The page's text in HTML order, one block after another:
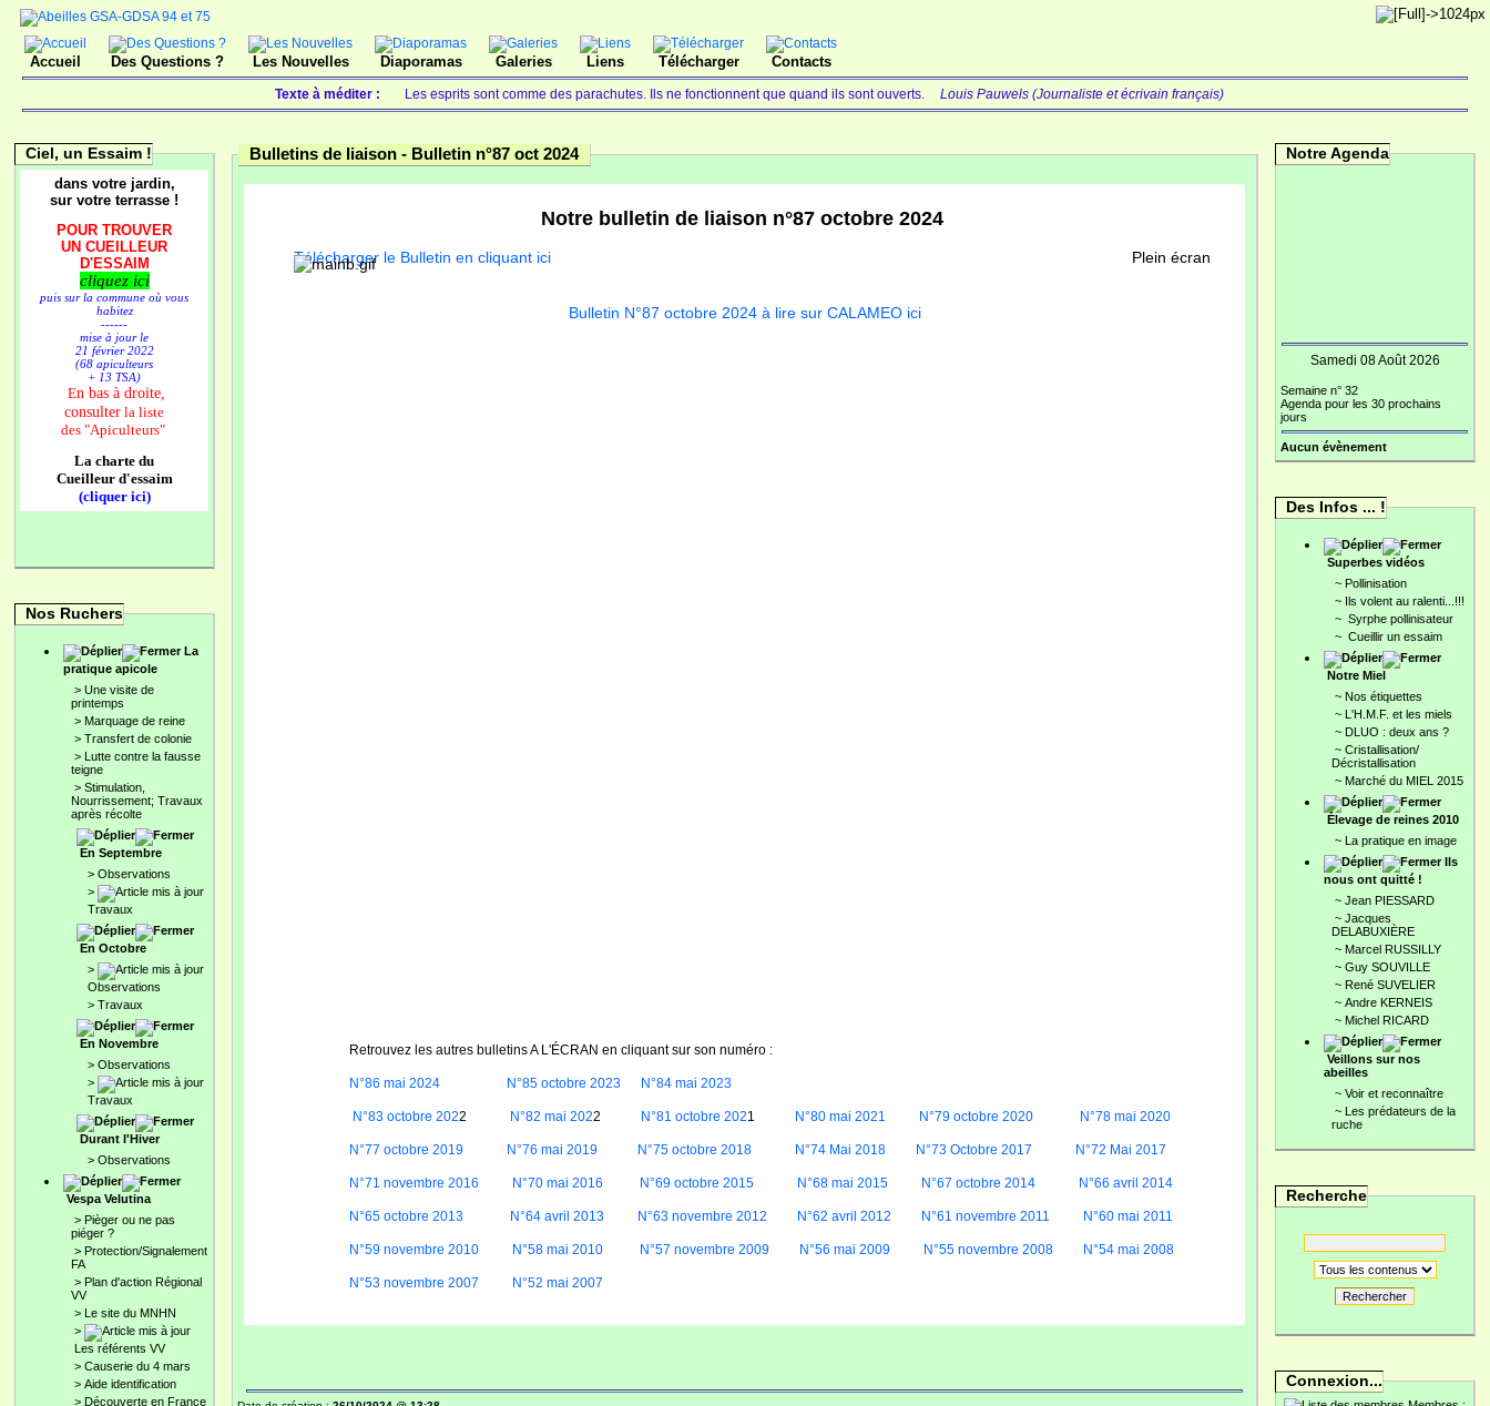
Accueil Des Questions ? Les Nouvelles Diaporamas Galeries Liens Télécharger Contacts
Texte à méditer : Les esprits sont comme des parachutes. Ils ne fonctionnent que quand ils sont ouverts. Louis Pauwels (Journaliste et écrivain français)
Ciel, un Essaim !
dans votre jardin,
sur votre terrasse !
POUR TROUVER
UN CUEILLEUR
D'ESSAIM
cliquez ici
puis sur la commune où vous
habitez
------
mise à jour le
21 février 2022
(68 apiculteurs
+ 13 TSA)
En bas à droite,
consulter la liste
des "Apiculteurs"
La charte du
Cueilleur d'essaim
(cliquer ici)
Nos Ruchers
La
pratique apicole
> Une visite de
printemps
> Marquage de reine
> Transfert de colonie
> Lutte contre la fausse
teigne
> Stimulation,
Nourrissement; Travaux
après récolte
En Septembre
> Observations
>
Travaux
En Octobre
>
Observations
> Travaux
En Novembre
> Observations
>
Travaux
Durant l'Hiver
> Observations
Vespa Velutina
> Pièger ou ne pas
piéger ?
> Protection/Signalement
FA
> Plan d'action Régional
VV
> Le site du MNHN
>
Les référents VV
> Causerie du 4 mars
> Aide identification
> Découverte en France
Bulletins de liaison - Bulletin n°87 oct 2024
Notre bulletin de liaison n°87 octobre 2024
Télécharger le Bulletin en cliquant ici Plein écran
Bulletin N°87 octobre 2024 à lire sur CALAMEO ici
Retrouvez les autres bulletins A L'ÉCRAN en cliquant sur son numéro :
N°86 mai 2024 N°85 octobre 2023 N°84 mai 2023
N°83 octobre 2022 N°82 mai 2022 N°81 octobre 2021 N°80 mai 2021 N°79 octobre 2020 N°78 mai 2020
N°77 octobre 2019 N°76 mai 2019 N°75 octobre 2018 N°74 Mai 2018 N°73 Octobre 2017 N°72 Mai 2017
N°71 novembre 2016 N°70 mai 2016 N°69 octobre 2015 N°68 mai 2015 N°67 octobre 2014 N°66 avril 2014
N°65 octobre 2013 N°64 avril 2013 N°63 novembre 2012 N°62 avril 2012 N°61 novembre 2011 N°60 mai 2011
N°59 novembre 2010 N°58 mai 2010 N°57 novembre 2009 N°56 mai 2009 N°55 novembre 2008 N°54 mai 2008
N°53 novembre 2007 N°52 mai 2007
Notre Agenda
Samedi 08 Août 2026
Semaine n° 32
Agenda pour les 30 prochains
jours
Aucun évènement
Des Infos ... !
Superbes vidéos
~ Pollinisation
~ Ils volent au ralenti...!!!
~ Syrphe pollinisateur
~ Cueillir un essaim
Notre Miel
~ Nos étiquettes
~ L'H.M.F. et les miels
~ DLUO : deux ans ?
~ Cristallisation/
Décristallisation
~ Marché du MIEL 2015
Élevage de reines 2010
~ La pratique en image
Ils
nous ont quitté !
~ Jean PIESSARD
~ Jacques
DELABUXIÈRE
~ Marcel RUSSILLY
~ Guy SOUVILLE
~ René SUVELIER
~ Andre KERNEIS
~ Michel RICARD
Veillons sur nos
abeilles
~ Voir et reconnaître
~ Les prédateurs de la
ruche
Recherche
Rechercher
Connexion...